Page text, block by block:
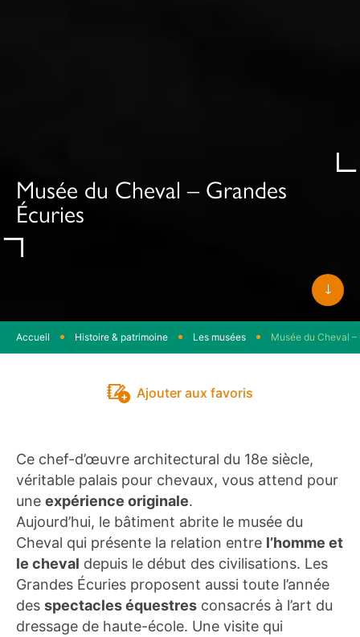
Musée du Cheval – Grandes
Écuries
Accueil Histoire & patrimoine Les musées Musée du Cheval –
Ajouter aux favoris
Ce chef-d’œuvre architectural du 18e siècle,
véritable palais pour chevaux, vous attend pour
une expérience originale.
Aujourd’hui, le bâtiment abrite le musée du
Cheval qui présente la relation entre l’homme et
le cheval depuis le début des civilisations. Les
Grandes Écuries proposent aussi toute l’année
des spectacles équestres consacrés à l’art du
dressage de haute-école. Une visite qui